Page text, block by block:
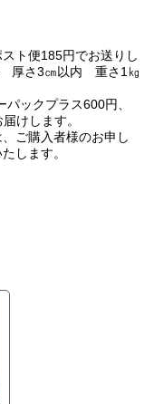
ト便185円でお送りし
厚さ3㎝以内 重さ1㎏
ックプラス600円、
けします。
ご購入者様のお申し
します。